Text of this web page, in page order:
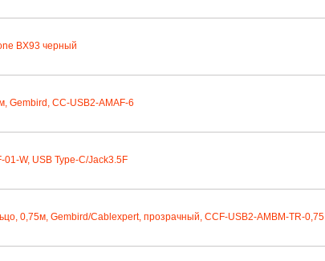
BX93 черный
Gembird, CC-USB2-AMAF-6
W, USB Type-C/Jack3.5F
0,75м, Gembird/Cablexpert, прозрачный, CCF-USB2-AMBM-TR-0,75